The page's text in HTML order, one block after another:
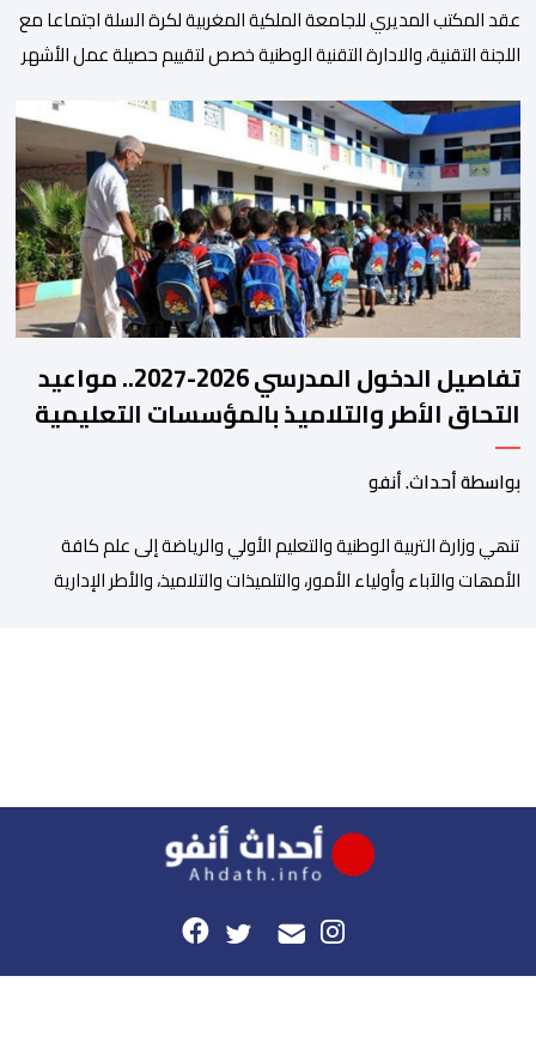
عقد المكتب المديري للجامعة الملكية المغربية لكرة السلة اجتماعا مع
اللجنة التقنية، والادارة التقنية الوطنية خصص لتقييم حصيلة عمل الأشهر
المنتخبات الوطنية خلال الفترة الأخيرة. وشهد الاجتماع تقديم عرض
مفصل حول مشاركة المنتخبين الوطنيين لأقل من 18 سنة، إناثا وذكورا،
من طرف اللجنة التقنية التي واكبت كل […]
تفاصيل الدخول المدرسي 2026-2027.. مواعيد
التحاق الأطر والتلاميذ بالمؤسسات التعليمية
بواسطة أحداث. أنفو
تنھي وزارة التربیة الوطنیة والتعلیم الأولي والریاضة إلى علم كافة
الأمھات والآباء وأولیاء الأمور، والتلمیذات والتلامیذ، والأطر الإداریة